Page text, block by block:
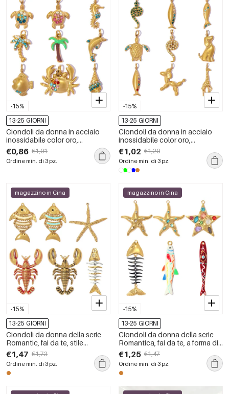
-15%
13-25 GIORNI
Ciondoli da donna in acciaio
inossidabile color oro,
impermeabili, stile vacanziero
oceanico, con strass.
€0,86 €1,01
Ordine min. di 3 pz.
-15%
13-25 GIORNI
Ciondoli da donna in acciaio
inossidabile color oro,
impermeabili, a forma di pesce,
stile vacanziero oceanico, con
strass.
€1,02 €1,20
Ordine min. di 3 pz.
-15%
magazzino in Cina
13-25 GIORNI
Ciondoli da donna della serie
Romantic, fai da te, stile
oceanico, a forma di pesce, in
acciaio inossidabile,
impermeabili, colore oro.
€1,47 €1,73
Ordine min. di 3 pz.
-15%
magazzino in Cina
13-25 GIORNI
Ciondoli da donna della serie
Romantica, fai da te, a forma di
pesce e stella marina, in acciaio
inossidabile impermeabile color
oro.
€1,25 €1,47
Ordine min. di 3 pz.